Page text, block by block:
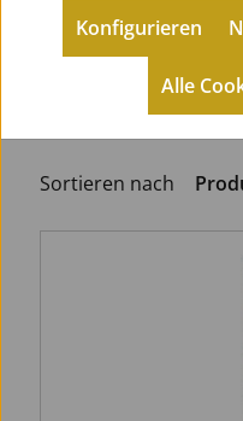
Sortieren nach
Konfigurieren
Alle